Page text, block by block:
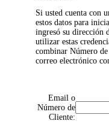
Si usted cuenta con
estos datos para
ingresó su dirección
utilizar estas
combinar Número
correo electrónico
Email o
Número de
Cliente: